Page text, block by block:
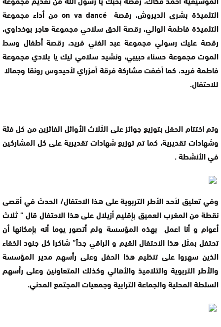
التلميذة بشرى الديروش، رقصة on va dancé من أداء مجموعة
التلميذة فاطمة الوالي، رقصة الحق سلاحي مجموعة هاجر بوخداوي،
رقصة عليك رسولي مجموعة عبد الغني فريد، رقصة أطفال وسط
الموت مجموعة حسناء حبيبي، ونشيد سلامي ليك يا بلادي مجموعة
فاطمة فريد، كما أضفت مشاركة فرقة أمزراي لأحيدوس رونقا وجمالا
للاحتفال.
وتم اختتام الحفل بتوزيع جوائز على الثلاث الأوائل الفائزين من كل فئة
وشهادات تقديرية، كما تم توزيع شهادات تقديرية على كل المشاركين
في الأنشطة .
وفي تعليق لأحد الأطر التربوية على هذا الاحتفال/ الحدث في أقصى
نقطة من المغرب العميق بإقليم أزيلال على هذا الاحتفال قال ” ثلاث
أعوام و أنا اعمل بهذه المؤسسة ولم أتصور يوما أنه بإمكانها أن
تحتفل بمثل هذا الاحتفال القيم و الراقي جداً” شاكرا كل جنود الخفاء
الذين سهروا على تنظيم هذا الحفل وعلى رأسهم مدير المؤسسة
والأطر التربوية والتلاميذ والأهالي وكذلك المتعاونين وعلى رأسهم
السلطة المحلية والجماعة الترابية وجمعيات المجتمع المدني.